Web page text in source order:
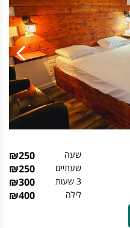
שעה ₪250
שעתיים ₪250
3 שעות ₪300
לילה ₪400